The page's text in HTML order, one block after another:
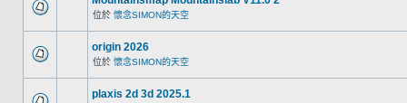
位於 懷念SIMON的天空
origin 2026
位於 懷念SIMON的天空
plaxis 2d 3d 2025.1